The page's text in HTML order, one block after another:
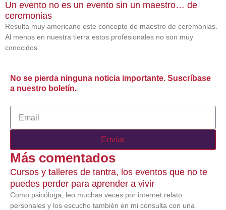
Un evento no es un evento sin un maestro… de
ceremonias
Resulta muy americano este concepto de maestro de ceremonias.
Al menos en nuestra tierra estos profesionales no son muy
conocidos
No se pierda ninguna noticia importante. Suscríbase
a nuestro boletín.
Enviar
Más comentados
Cursos y talleres de tantra, los eventos que no te
puedes perder para aprender a vivir
Como psicóloga, leo muchas veces por internet relato
personales y los escucho también en mi consulta con una